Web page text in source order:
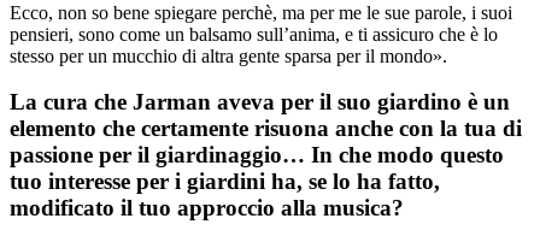
Ecco, non so bene spiegare perchè, ma per me le sue parole, i suoi
pensieri, sono come un balsamo sull’anima, e ti assicuro che è lo
stesso per un mucchio di altra gente sparsa per il mondo».
La cura che Jarman aveva per il suo giardino è un
elemento che certamente risuona anche con la tua di
passione per il giardinaggio… In che modo questo
tuo interesse per i giardini ha, se lo ha fatto,
modificato il tuo approccio alla musica?